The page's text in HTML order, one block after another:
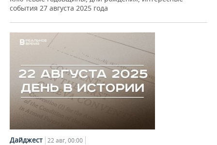
события 27 августа 2025 года
Дайджест 22 авг, 00:00